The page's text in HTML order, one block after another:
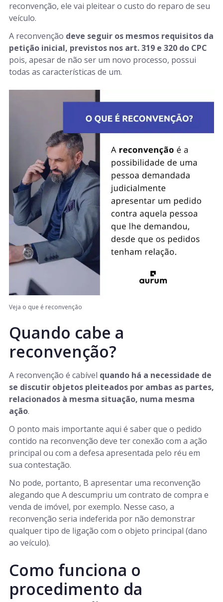
reconvenção, ele vai pleitear o custo do reparo de seu
veículo.
A reconvenção deve seguir os mesmos requisitos da
petição inicial, previstos nos art. 319 e 320 do CPC
pois, apesar de não ser um novo processo, possui
todas as características de um.
Veja o que é reconvenção
Quando cabe a
reconvenção?
A reconvenção é cabível quando há a necessidade de
se discutir objetos pleiteados por ambas as partes,
relacionados à mesma situação, numa mesma
ação.
O ponto mais importante aqui é saber que o pedido
contido na reconvenção deve ter conexão com a ação
principal ou com a defesa apresentada pelo réu em
sua contestação.
No pode, portanto, B apresentar uma reconvenção
alegando que A descumpriu um contrato de compra e
venda de imóvel, por exemplo. Nesse caso, a
reconvenção seria indeferida por não demonstrar
qualquer tipo de ligação com o objeto principal (dano
ao veículo).
Como funciona o
procedimento da